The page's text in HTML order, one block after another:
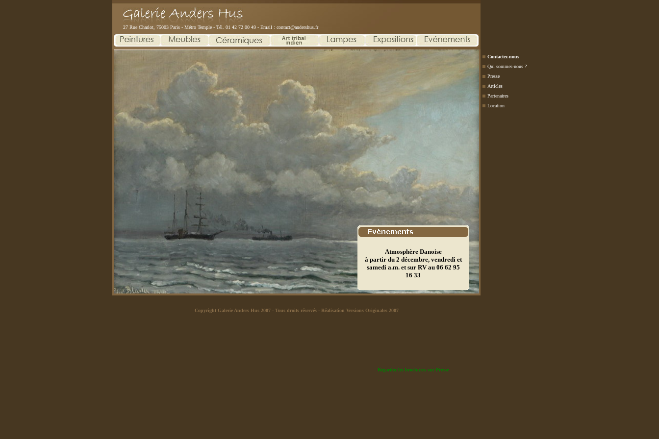
27 Rue Charlot, 75003 Paris - Métro Temple - Tél. 01 42 72 00 49 - Email : contact@andershus.fr
Contactez-nous
Qui sommes-nous ?
Presse
Articles
Partenaires
Location
Atmosphère Danoise
à partir du 2 décembre, vendredi et
samedi a.m. et sur RV au 06 62 95
16 33
Regardez les brochures sur Presse
Copyright Galerie Anders Hus 2007- Tous droits réservés - Réalisation Versions Originales 2007